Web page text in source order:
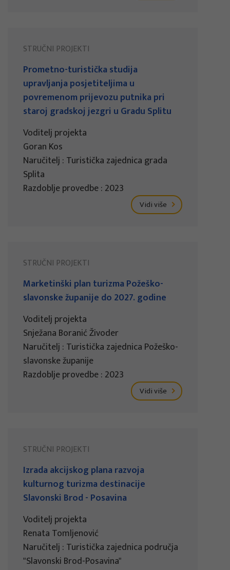
STRUČNI PROJEKTI
Prometno-turistička studija
upravljanja posjetiteljima u
povremenom prijevozu putnika pri
staroj gradskoj jezgri u Gradu Splitu
Voditelj projekta
Goran Kos
Naručitelj : Turistička zajednica grada
Splita
Razdoblje provedbe : 2023
Vidi više
STRUČNI PROJEKTI
Marketinški plan turizma Požeško-
slavonske županije do 2027. godine
Voditelj projekta
Snježana Boranić Živoder
Naručitelj : Turistička zajednica Požeško-
slavonske županije
Razdoblje provedbe : 2023
Vidi više
STRUČNI PROJEKTI
Izrada akcijskog plana razvoja
kulturnog turizma destinacije
Slavonski Brod - Posavina
Voditelj projekta
Renata Tomljenović
Naručitelj : Turistička zajednica područja
"Slavonski Brod-Posavina"